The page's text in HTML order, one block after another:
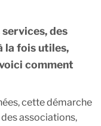
des
la fois utiles,
comment
cette démarche
associations,